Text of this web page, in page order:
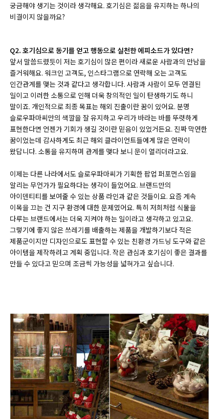
궁금해야 생기는 것이라 생각해요. 호기심은 젊음을 유지하는 하나의
비결이지 않을까요?
Q2. 호기심으로 동기를 얻고 행동으로 실천한 에피소드가 있다면?
앞서 말씀드렸듯이 저는 호기심이 많은 편이라 새로운 사람과의 만남을
즐거워해요. 워크인 고객도, 인스타그램으로 연락해 오는 고객도
인간관계를 맺는 것과 같다고 생각합니다. 사람과 사람이 모두 연결된
일이고 이러한 소통으로 인해 더욱 창의적인 일이 탄생하기도 하니
말이죠. 개인적으로 최종 목표는 해외 진출이란 꿈이 있어요. 분명
슬로우파마씨만의 색깔을 잘 유지하고 우리가 바라는 바를 뚜렷하게
표현한다면 언젠가 기회가 생길 것이란 믿음이 있었거든요. 진짜 막연한
꿈이었는데 감사하게도 최근 해외 클라이언트들에게 많은 연락이
왔답니다. 소통을 유지하며 관계를 맺다 보니 문이 열리더라고요.
이제는 다른 나라에서도 슬로우파마씨가 기획한 팝업 퍼포먼스임을
알리는 무언가가 필요하다는 생각이 들었어요. 브랜드만의
아이덴티티를 보여줄 수 있는 상품 라인과 같은 것들이요. 요즘 계속
이목을 끄는 건 지구 환경에 대한 문제였어요. 특히 저희처럼 식물을
다루는 브랜드에서는 더욱 지켜야 하는 일이라고 생각하고 있고요.
그렇기에 좋지 않은 쓰레기를 배출하는 제품을 개발하기보다 적은
제품군이지만 디자인으로도 표현할 수 있는 친환경 가드닝 도구와 같은
아이템을 제작하려고 계획 중입니다. 작은 관심과 호기심이 좋은 결과를
만들 수 있다고 믿으며 조금씩 가능성을 넓혀가고 싶습니다.